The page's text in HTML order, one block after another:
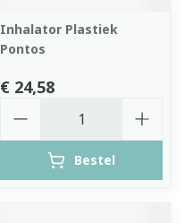
Inhalator Plastiek
Pontos
€ 24,58
Bestel